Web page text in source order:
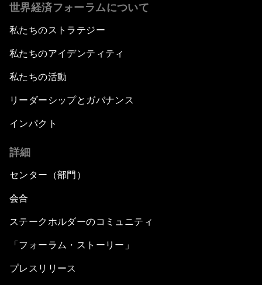
世界経済フォーラムについて
私たちのストラテジー
私たちのアイデンティティ
私たちの活動
リーダーシップとガバナンス
インパクト
詳細
センター（部門）
会合
ステークホルダーのコミュニティ
「フォーラム・ストーリー」
プレスリリース